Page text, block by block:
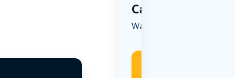
Categorie
Wandelen